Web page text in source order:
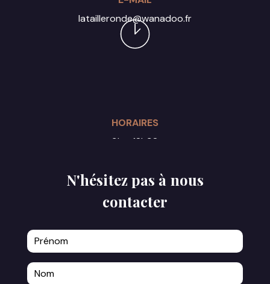
latailleronde@wanadoo.fr
HORAIRES
9h - 18h30
N'hésitez pas à nous
contacter